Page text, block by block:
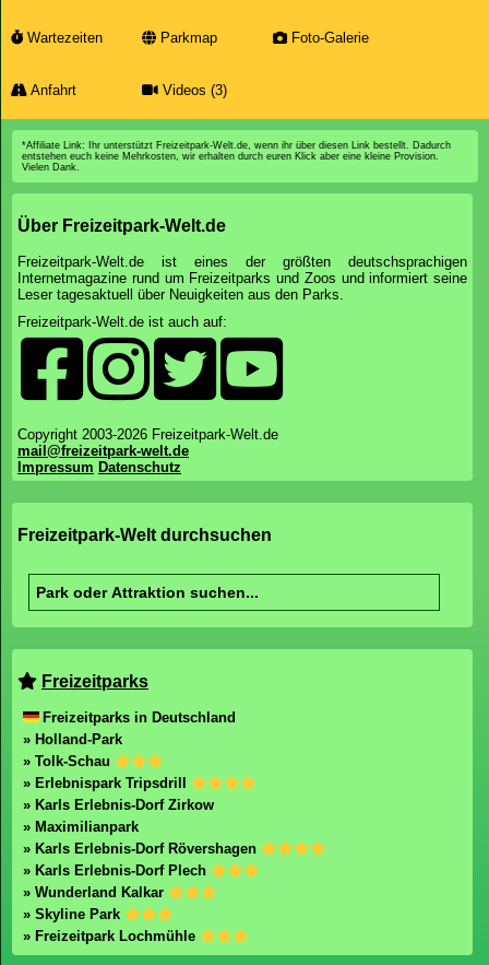
Wartezeiten Parkmap Foto-Galerie
Anfahrt Videos (3)
*Affiliate Link: Ihr unterstützt Freizeitpark-Welt.de, wenn ihr über diesen Link bestellt. Dadurch
entstehen euch keine Mehrkosten, wir erhalten durch euren Klick aber eine kleine Provision.
Vielen Dank.
Über Freizeitpark-Welt.de
Freizeitpark-Welt.de ist eines der größten deutschsprachigen
Internetmagazine rund um Freizeitparks und Zoos und informiert seine
Leser tagesaktuell über Neuigkeiten aus den Parks.
Freizeitpark-Welt.de ist auch auf:
Copyright 2003-2026 Freizeitpark-Welt.de
mail@freizeitpark-welt.de
Impressum Datenschutz
Freizeitpark-Welt durchsuchen
Freizeitparks
Freizeitparks in Deutschland
» Holland-Park
» Tolk-Schau
» Erlebnispark Tripsdrill
» Karls Erlebnis-Dorf Zirkow
» Maximilianpark
» Karls Erlebnis-Dorf Rövershagen
» Karls Erlebnis-Dorf Plech
» Wunderland Kalkar
» Skyline Park
» Freizeitpark Lochmühle